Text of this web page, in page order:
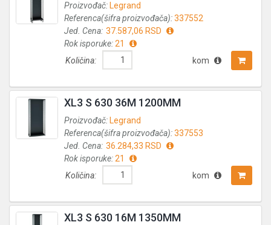
Proizvođač: Legrand
Referenca(šifra proizvođača):337552
Jed. Cena: 37.587,06 RSD
Rok isporuke:21
Količina:
kom
XL3 S 630 36M 1200MM
Proizvođač: Legrand
Referenca(šifra proizvođača):337553
Jed. Cena: 36.284,33 RSD
Rok isporuke:21
Količina:
kom
XL3 S 630 16M 1350MM